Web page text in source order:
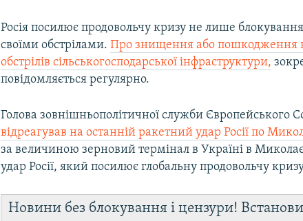
Росія посилює продовольчу кризу не лише
своїми обстрілами.Про знищення або пошкодження
обстрілів сільськогосподарської інфраструктури,
повідомляється регулярно.
Голова зовнішньополітичної служби Європейського
відреагував на останній ракетний удар Росії по
за величиною зерновий термінал в Україні в
удар Росії, який посилює глобальну продовольчу
Новини без блокування і цензури!